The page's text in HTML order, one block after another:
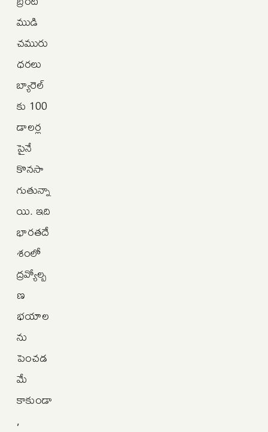
ముడి
చమురు
ధరలు
బ్యారెల్‌
కు 100
డాలర్ల
పైనే
కొనసా
గుతున్నా
యి. ఇది
భారతదే
శంలో
ద్రవ్యోల్బ
ణ
భయాల
ను
పెంచడ
మే
కాకుండా
,